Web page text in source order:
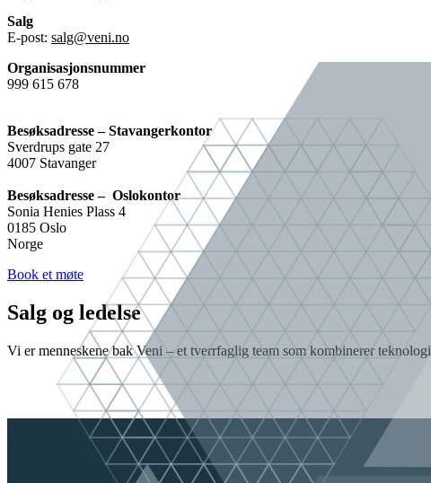
Salg
E-post: salg@veni.no
Organisasjonsnummer
999 615 678
Besøksadresse – Stavangerkontor
Sverdrups gate 27
4007 Stavanger
Besøksadresse – Oslokontor
Sonia Henies Plass 4
0185 Oslo
Norge
Book et møte
Salg og ledelse
Vi er menneskene bak Veni – et tverrfaglig team som kombinerer